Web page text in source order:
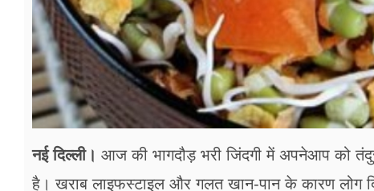
नई दिल्ली। आज की भागदौड़ भरी जिंदगी में अपनेआप को
है। खराब लाइफस्टाइल और गलत खान-पान के कारण